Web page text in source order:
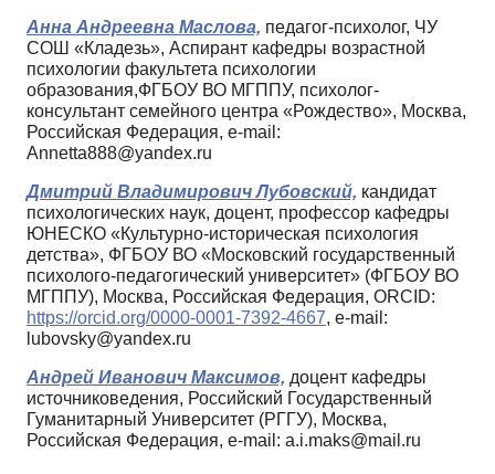
Анна Андреевна Маслова, педагог-психолог, ЧУ
СОШ «Кладезь», Аспирант кафедры возрастной
психологии факультета психологии
образования,ФГБОУ ВО МГППУ, психолог-
консультант семейного центра «Рождество», Москва,
Российская Федерация, e-mail:
Annetta888@yandex.ru
Дмитрий Владимирович Лубовский, кандидат
психологических наук, доцент, профессор кафедры
ЮНЕСКО «Культурно-историческая психология
детства», ФГБОУ ВО «Московский государственный
психолого-педагогический университет» (ФГБОУ ВО
МГППУ), Москва, Российская Федерация, ORCID:
https://orcid.org/0000-0001-7392-4667, e-mail:
lubovsky@yandex.ru
Андрей Иванович Максимов, доцент кафедры
источниковедения, Российский Государственный
Гуманитарный Университет (РГГУ), Москва,
Российская Федерация, e-mail: a.i.maks@mail.ru